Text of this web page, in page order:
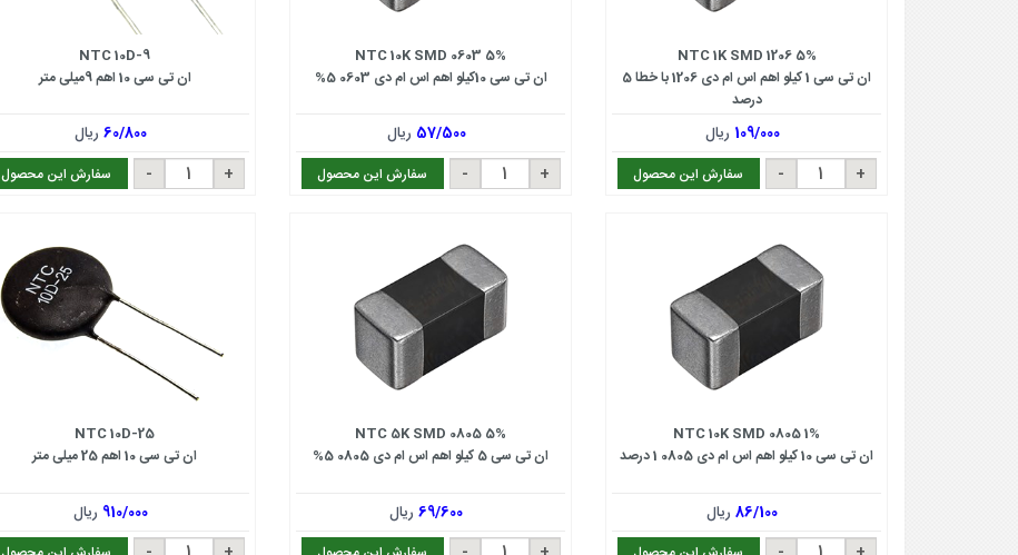
NTC 1K SMD 1206 5%
ان تی سی 1 کیلو اهم اس ام دی 1206 با خطا 5
درصد
109/000 ریال
سفارش این محصول
NTC 10K SMD 0603 5%
ان تی سی 10کیلو اهم اس ام دی 0603 5%
57/500 ریال
سفارش این محصول
NTC 10D-9
ان تی سی 10 اهم 9میلی متر
60/800 ریال
سفارش این محصول
NTC 10K SMD 0805 1%
ان تی سی 10 کیلو اهم اس ام دی 0805 1 درصد
86/100ریال
NTC 5K SMD 0805 5%
ان تی سی 5 کیلو اهم اس ام دی 0805 5%
69/600ریال
NTC 10D-25
ان تی سی 10 اهم 25 میلی متر
910/000 ریال